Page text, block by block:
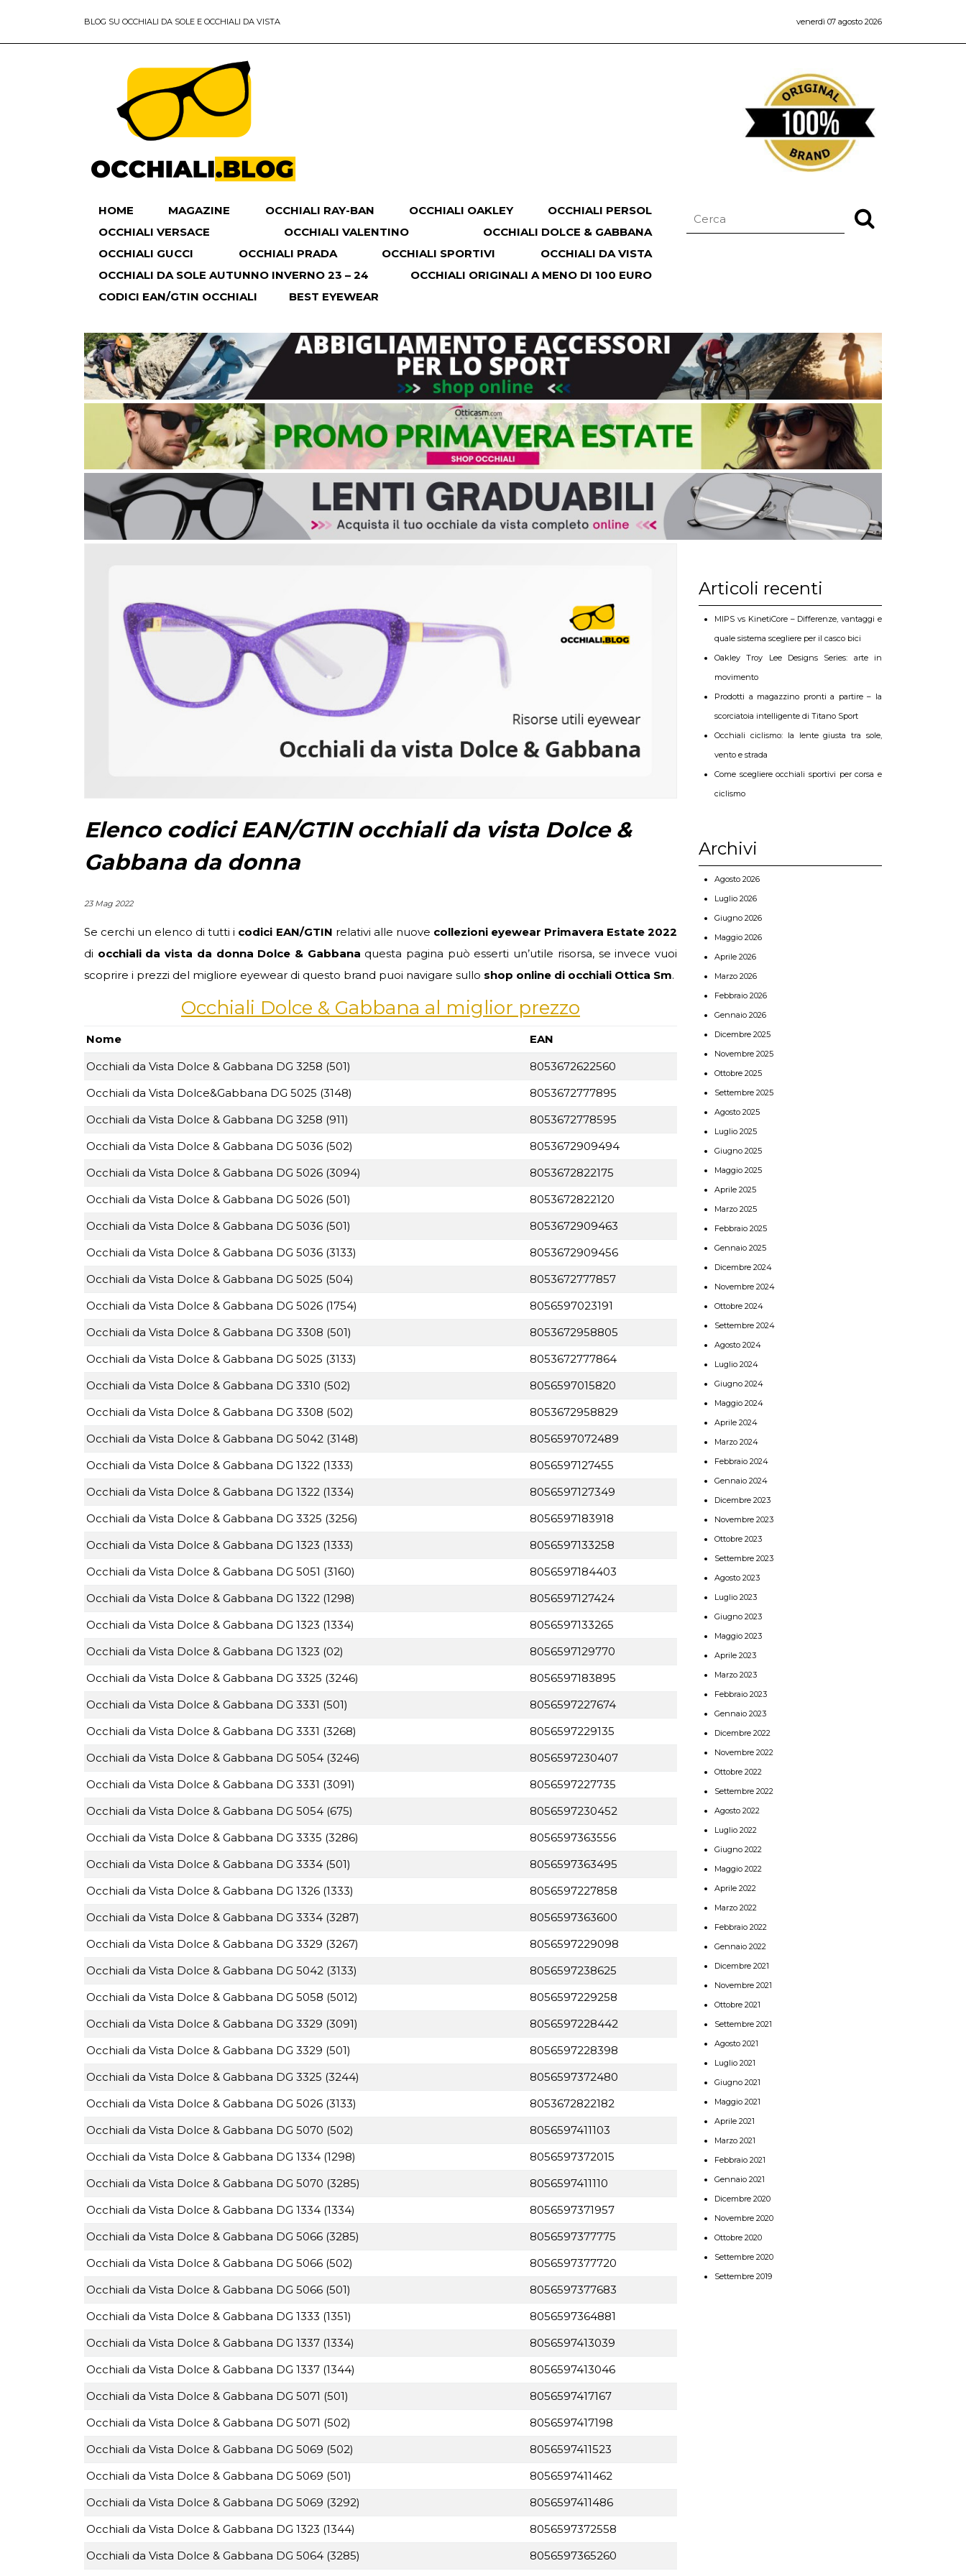
BLOG SU OCCHIALI DA SOLE E OCCHIALI DA VISTA venerdì 07 agosto 2026
HOME MAGAZINE OCCHIALI RAY-BAN OCCHIALI OAKLEY
OCCHIALI PERSOL
OCCHIALI VERSACE
OCCHIALI VALENTINO
OCCHIALI DOLCE & GABBANA
OCCHIALI GUCCI
OCCHIALI PRADA OCCHIALI SPORTIVI
OCCHIALI DA VISTA
OCCHIALI DA SOLE AUTUNNO INVERNO 23 – 24
OCCHIALI ORIGINALI A MENO DI 100 EURO
CODICI EAN/GTIN OCCHIALI
BEST EYEWEAR
Elenco codici EAN/GTIN occhiali da vista Dolce &
Gabbana da donna
23 Mag 2022
Se cerchi un elenco di tutti i codici EAN/GTIN relativi alle nuove collezioni eyewear Primavera Estate 2022
di occhiali da vista da donna Dolce & Gabbana questa pagina può esserti un’utile risorsa, se invece vuoi
scoprire i prezzi del migliore eyewear di questo brand puoi navigare sullo shop online di occhiali Ottica Sm.
Occhiali Dolce & Gabbana al miglior prezzo
Nome
EAN
Occhiali da Vista Dolce & Gabbana DG 3258 (501)
8053672622560
Occhiali da Vista Dolce&Gabbana DG 5025 (3148)
8053672777895
Occhiali da Vista Dolce & Gabbana DG 3258 (911)
8053672778595
Occhiali da Vista Dolce & Gabbana DG 5036 (502)
8053672909494
Occhiali da Vista Dolce & Gabbana DG 5026 (3094)
8053672822175
Occhiali da Vista Dolce & Gabbana DG 5026 (501)
8053672822120
Occhiali da Vista Dolce & Gabbana DG 5036 (501)
8053672909463
Occhiali da Vista Dolce & Gabbana DG 5036 (3133)
8053672909456
Occhiali da Vista Dolce & Gabbana DG 5025 (504)
8053672777857
Occhiali da Vista Dolce & Gabbana DG 5026 (1754)
8056597023191
Occhiali da Vista Dolce & Gabbana DG 3308 (501)
8053672958805
Occhiali da Vista Dolce & Gabbana DG 5025 (3133)
8053672777864
Occhiali da Vista Dolce & Gabbana DG 3310 (502)
8056597015820
Occhiali da Vista Dolce & Gabbana DG 3308 (502)
8053672958829
Occhiali da Vista Dolce & Gabbana DG 5042 (3148)
8056597072489
Occhiali da Vista Dolce & Gabbana DG 1322 (1333)
8056597127455
Occhiali da Vista Dolce & Gabbana DG 1322 (1334)
8056597127349
Occhiali da Vista Dolce & Gabbana DG 3325 (3256)
8056597183918
Occhiali da Vista Dolce & Gabbana DG 1323 (1333)
8056597133258
Occhiali da Vista Dolce & Gabbana DG 5051 (3160)
8056597184403
Occhiali da Vista Dolce & Gabbana DG 1322 (1298)
8056597127424
Occhiali da Vista Dolce & Gabbana DG 1323 (1334)
8056597133265
Occhiali da Vista Dolce & Gabbana DG 1323 (02)
8056597129770
Occhiali da Vista Dolce & Gabbana DG 3325 (3246)
8056597183895
Occhiali da Vista Dolce & Gabbana DG 3331 (501)
8056597227674
Occhiali da Vista Dolce & Gabbana DG 3331 (3268)
8056597229135
Occhiali da Vista Dolce & Gabbana DG 5054 (3246)
8056597230407
Occhiali da Vista Dolce & Gabbana DG 3331 (3091)
8056597227735
Occhiali da Vista Dolce & Gabbana DG 5054 (675)
8056597230452
Occhiali da Vista Dolce & Gabbana DG 3335 (3286)
8056597363556
Occhiali da Vista Dolce & Gabbana DG 3334 (501)
8056597363495
Occhiali da Vista Dolce & Gabbana DG 1326 (1333)
8056597227858
Occhiali da Vista Dolce & Gabbana DG 3334 (3287)
8056597363600
Occhiali da Vista Dolce & Gabbana DG 3329 (3267)
8056597229098
Occhiali da Vista Dolce & Gabbana DG 5042 (3133)
8056597238625
Occhiali da Vista Dolce & Gabbana DG 5058 (5012)
8056597229258
Occhiali da Vista Dolce & Gabbana DG 3329 (3091)
8056597228442
Occhiali da Vista Dolce & Gabbana DG 3329 (501)
8056597228398
Occhiali da Vista Dolce & Gabbana DG 3325 (3244)
8056597372480
Occhiali da Vista Dolce & Gabbana DG 5026 (3133)
8053672822182
Occhiali da Vista Dolce & Gabbana DG 5070 (502)
8056597411103
Occhiali da Vista Dolce & Gabbana DG 1334 (1298)
8056597372015
Occhiali da Vista Dolce & Gabbana DG 5070 (3285)
8056597411110
Occhiali da Vista Dolce & Gabbana DG 1334 (1334)
8056597371957
Occhiali da Vista Dolce & Gabbana DG 5066 (3285)
8056597377775
Occhiali da Vista Dolce & Gabbana DG 5066 (502)
8056597377720
Occhiali da Vista Dolce & Gabbana DG 5066 (501)
8056597377683
Occhiali da Vista Dolce & Gabbana DG 1333 (1351)
8056597364881
Occhiali da Vista Dolce & Gabbana DG 1337 (1334)
8056597413039
Occhiali da Vista Dolce & Gabbana DG 1337 (1344)
8056597413046
Occhiali da Vista Dolce & Gabbana DG 5071 (501)
8056597417167
Occhiali da Vista Dolce & Gabbana DG 5071 (502)
8056597417198
Occhiali da Vista Dolce & Gabbana DG 5069 (502)
8056597411523
Occhiali da Vista Dolce & Gabbana DG 5069 (501)
8056597411462
Occhiali da Vista Dolce & Gabbana DG 5069 (3292)
8056597411486
Occhiali da Vista Dolce & Gabbana DG 1323 (1344)
8056597372558
Occhiali da Vista Dolce & Gabbana DG 5064 (3285)
8056597365260
Articoli recenti
MIPS vs KinetiCore – Differenze, vantaggi e
quale sistema scegliere per il casco bici
Oakley Troy Lee Designs Series: arte in
movimento
Prodotti a magazzino pronti a partire – la
scorciatoia intelligente di Titano Sport
Occhiali ciclismo: la lente giusta tra sole,
vento e strada
Come scegliere occhiali sportivi per corsa e
ciclismo
Archivi
Agosto 2026
Luglio 2026
Giugno 2026
Maggio 2026
Aprile 2026
Marzo 2026
Febbraio 2026
Gennaio 2026
Dicembre 2025
Novembre 2025
Ottobre 2025
Settembre 2025
Agosto 2025
Luglio 2025
Giugno 2025
Maggio 2025
Aprile 2025
Marzo 2025
Febbraio 2025
Gennaio 2025
Dicembre 2024
Novembre 2024
Ottobre 2024
Settembre 2024
Agosto 2024
Luglio 2024
Giugno 2024
Maggio 2024
Aprile 2024
Marzo 2024
Febbraio 2024
Gennaio 2024
Dicembre 2023
Novembre 2023
Ottobre 2023
Settembre 2023
Agosto 2023
Luglio 2023
Giugno 2023
Maggio 2023
Aprile 2023
Marzo 2023
Febbraio 2023
Gennaio 2023
Dicembre 2022
Novembre 2022
Ottobre 2022
Settembre 2022
Agosto 2022
Luglio 2022
Giugno 2022
Maggio 2022
Aprile 2022
Marzo 2022
Febbraio 2022
Gennaio 2022
Dicembre 2021
Novembre 2021
Ottobre 2021
Settembre 2021
Agosto 2021
Luglio 2021
Giugno 2021
Maggio 2021
Aprile 2021
Marzo 2021
Febbraio 2021
Gennaio 2021
Dicembre 2020
Novembre 2020
Ottobre 2020
Settembre 2020
Settembre 2019